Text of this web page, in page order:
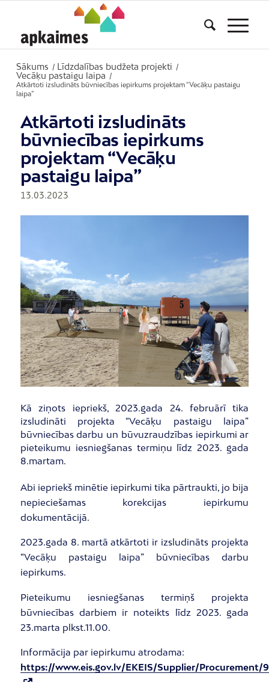
Sākums / Līdzdalības budžeta projekti /
Vecāķu pastaigu laipa
/
Atkārtoti izsludināts būvniecības iepirkums projektam “Vecāķu pastaigu
laipa”
Atkārtoti izsludināts
būvniecības iepirkums
projektam “Vecāķu
pastaigu laipa”
13.03.2023
Kā ziņots iepriekš, 2023.gada 24. februārī tika
izsludināti projekta “Vecāķu pastaigu laipa”
būvniecības darbu un būvuzraudzības iepirkumi ar
pieteikumu iesniegšanas termiņu līdz 2023. gada
8.martam.
Abi iepriekš minētie iepirkumi tika pārtraukti, jo bija
nepieciešamas korekcijas iepirkumu
dokumentācijā.
2023.gada 8. martā atkārtoti ir izsludināts projekta
“Vecāķu pastaigu laipa” būvniecības darbu
iepirkums.
Pieteikumu iesniegšanas termiņš projekta
būvniecības darbiem ir noteikts līdz 2023. gada
23.marta plkst.11.00.
Informācija par iepirkumu atrodama:
https://www.eis.gov.lv/EKEIS/Supplier/Procurement/